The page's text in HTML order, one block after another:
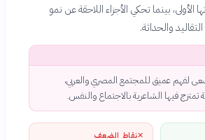
الأولى، بينما تحكي الأجزاء اللاحقة عن نمو
والحداثة.
لفهم عميق للمجتمع المصري والعربي،
تمتزج فيها الشاعرية بالاجتماع والنفس.
✕نقاط الضعف